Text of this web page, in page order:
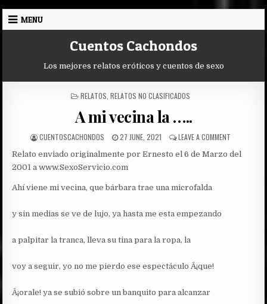
Skip
MENU
Cuentos Cachondos
Los mejores relatos eróticos y cuentos de sexo
POSTED
RELATOS RELATOS NO CLASIFICADOS
A mi vecina la …..
AUTHOR:
CUENTOSCACHONDOS
PUBLISHED
27 JUNE, 2021 LEAVE A COMMENT
MI
Relato enviado originalmente por Ernesto el 6 de Marzo del
2001 a www.SexoServicio.com
Ahí viene mi vecina, que bárbara trae una microfalda
y sin medias se ve de lujo, ya hasta me esta empezando
a palpitar la tranca, lleva su tina para la ropa, la
voy a seguir, yo no me pierdo ese espectáculo Â¡que!
Â¡orale! ya se subió sobre un banquito para alcanzar